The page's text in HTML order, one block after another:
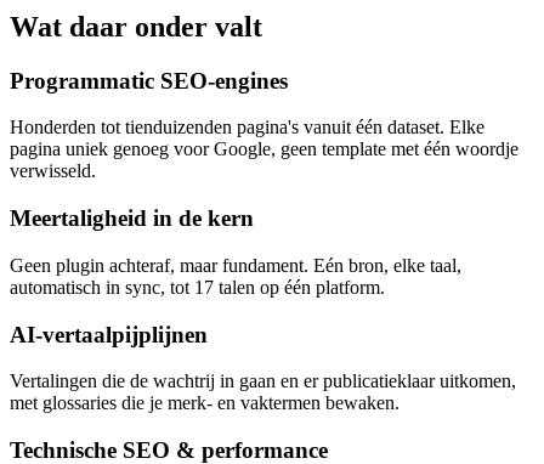
Wat daar onder valt
Programmatic SEO-engines
Honderden tot tienduizenden pagina's vanuit één dataset. Elke
pagina uniek genoeg voor Google, geen template met één woordje
verwisseld.
Meertaligheid in de kern
Geen plugin achteraf, maar fundament. Eén bron, elke taal,
automatisch in sync, tot 17 talen op één platform.
AI-vertaalpijplijnen
Vertalingen die de wachtrij in gaan en er publicatieklaar uitkomen,
met glossaries die je merk- en vaktermen bewaken.
Technische SEO & performance